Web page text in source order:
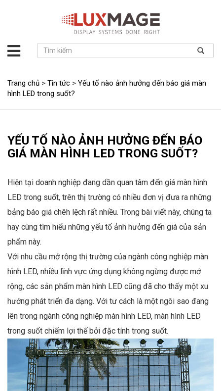
Giới
Giải
pháp
Dự
án
Tin
Hỗ
trợ
Liên
Trang chủ > Tin tức > Yếu tố nào ảnh hưởng đến báo giá màn
hình LED trong suốt?
YẾU TỐ NÀO ẢNH HƯỞNG ĐẾN BÁO
GIÁ MÀN HÌNH LED TRONG SUỐT?
Hiện tại doanh nghiệp đang dần quan tâm đến giá màn hình
LED trong suốt, trên thị trường có nhiều đơn vị đưa ra những
bảng báo giá chêh lệch rất nhiều. Trong bài viết này, chúng ta
hay cùng tìm hiểu những yếu tố ảnh hưởng đến giá của sản
phẩm này.
Với nhu cầu mở rộng thị trường của ngành công nghiệp màn
hình LED, nhiều lĩnh vực ứng dụng không ngừng được mở
rộng, các sản phẩm màn hình LED cũng đã cho thấy một xu
hướng phát triển đa dạng. Với tư cách là một ngôi sao đang
lên trong ngành công nghiệp màn hình LED, màn hình LED
trong suốt chiếm lợi thế bởi đặc tính trong suốt.